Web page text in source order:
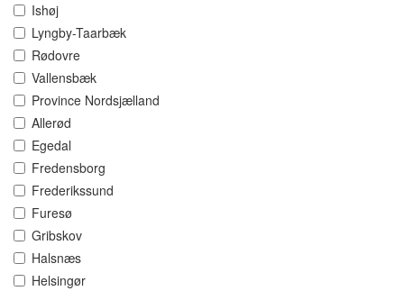
Ishøj
Lyngby-Taarbæk
Rødovre
Vallensbæk
Province Nordsjælland
Allerød
Egedal
Fredensborg
Frederikssund
Furesø
Gribskov
Halsnæs
Helsingør